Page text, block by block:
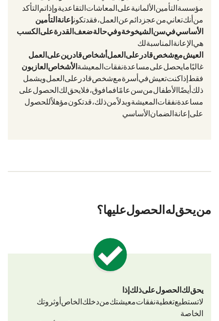
مؤسسة التأمين الألمانية على المعاشات التقاعدية (Deutsche Rentenversicherung). وإذا تم التأكد
من أنك تعاني من عجز دائم عن العمل، فقد تكونإعانة التأمين
الأساسي في سن الشيخوخة وفي حالة ضعف القدرة على الكسب
هي الإعانة المناسبة لك.
العيش مع شخص قادر على العمل / أشخاص قادرين على العمل
غالبًا ما يحصل على مساعدة نفقات المعيشة الأشخاص العازبون
فقط. إذا كنت تعيش في أسرة مع شخص قادر على العمل (ويشمل
ذلك أيضًا الأطفال من سن 15 عامًا فما فوق)، فلا يحق لك الحصول على
مساعدة نفقات المعيشة. وبدلاً من ذلك، قد تكون مؤهلاً للحصول
على إعانة الضمان الأساسي
من يحق له الحصول عليها؟
يحق لك الحصول على ذلك إذا
لا تستطيع تغطية نفقات معيشتك من دخلك الخاص أو ثروتك
الخاصة